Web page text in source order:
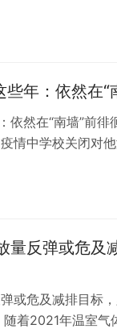
了60%。海运服
些年：依然在“
依然在“南墙”前
情中学校关闭对
都还是关于他高
量反弹或危及
或危及减排目标
着2021年温室气